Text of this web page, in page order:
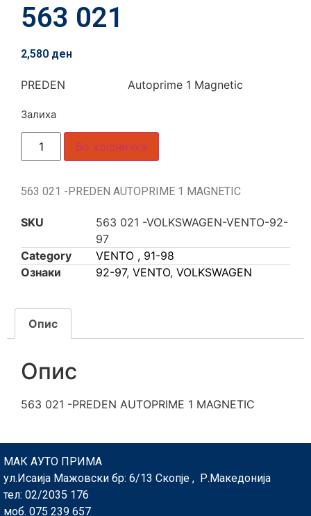
563 021
2,580 ден
PREDEN Autoprime 1 Magnetic
Залиха
Во кошничка
563 021 -PREDEN AUTOPRIME 1 MAGNETIC
SKU
563 021 -VOLKSWAGEN-VENTO-92-
97
Category
VENTO , 91-98
Ознаки
92-97, VENTO, VOLKSWAGEN
Опис
Опис
563 021 -PREDEN AUTOPRIME 1 MAGNETIC
МАК АУТО ПРИМА
ул.Исаија Мажовски бр: 6/13 Скопје , Р.Македонија
тел: 02/2035 176
моб. 075 239 657